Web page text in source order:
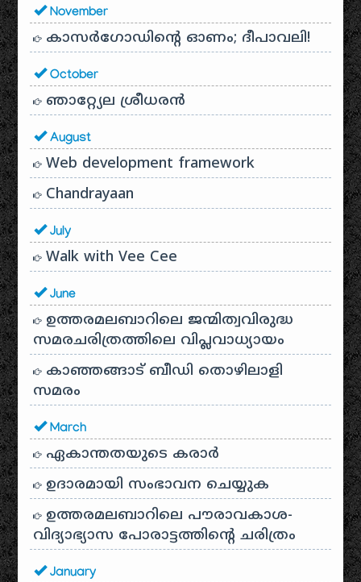
November
കാസർഗോഡിൻ്റെ ഓണം; ദീപാവലി!
October
ഞാറ്റ്യേല ശ്രീധരൻ
August
Web development framework
Chandrayaan
July
Walk with Vee Cee
June
ഉത്തരമലബാറിലെ ജന്മിത്വവിരുദ്ധ
സമരചരിത്രത്തിലെ വിപ്ലവാധ്യായം
കാഞ്ഞങ്ങാട് ബീഡി തൊഴിലാളി
സമരം
March
ഏകാന്തതയുടെ കരാർ
ഉദാരമായി സംഭാവന ചെയ്യുക
ഉത്തരമലബാറിലെ പൗരാവകാശ-
വിദ്യാഭ്യാസ പോരാട്ടത്തിന്റെ ചരിത്രം
January